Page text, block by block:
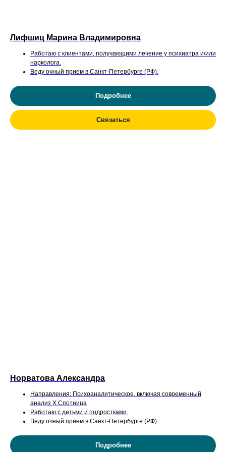
Лифшиц Марина Владимировна
Работаю с клиентами, получающими лечение у психиатра и/или
нарколога.
Веду очный прием в Санкт-Петербурге (РФ).
Подробнее
Связаться
Норватова Александра
Направления: Психоаналитическое, включая современный
анализ Х.Спотница
Работаю с детьми и подростками.
Веду очный прием в Санкт-Петербурге (РФ).
Подробнее